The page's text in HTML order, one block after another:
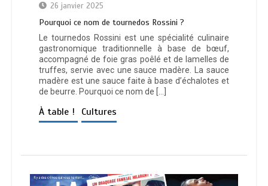
26 janvier 2025
Pourquoi ce nom de tournedos Rossini ?
Le tournedos Rossini est une spécialité culinaire
gastronomique traditionnelle à base de bœuf,
accompagné de foie gras poêlé et de lamelles de
truffes, servie avec une sauce madère. La sauce
madère est une sauce faite à base d’échalotes et
de beurre. Pourquoi ce nom de […]
À table ! Cultures